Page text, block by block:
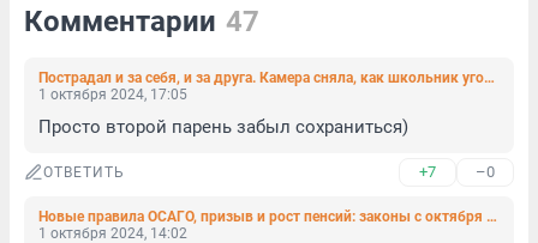
Комментарии 47
Пострадал и за себя, и за друга. Камера сняла, как школьник угодил под колёса двух машин в Петербурге
1 октября 2024, 17:05
Просто второй парень забыл сохраниться)
ОТВЕТИТЬ +7 –0
Новые правила ОСАГО, призыв и рост пенсий: законы с октября 2024 года
1 октября 2024, 14:02